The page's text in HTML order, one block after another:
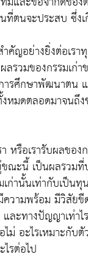
ตนจะประสบ ซึ่ง
คัญอย่างยิ่งต่อเร
รวมของกรรมเก่า
รศึกษาพัฒนาตน
หมดตลอดมาจนถึ
หรือเรารับผลของ
ขณะนี้ เป็นผลรวมที่
ก่านั้นเท่ากับเป็นทุ
ความพร้อม มีวิสัย
ละทางปัญญาเท่า
ไม่ อะไรเหมาะกับตั
รต่อไป